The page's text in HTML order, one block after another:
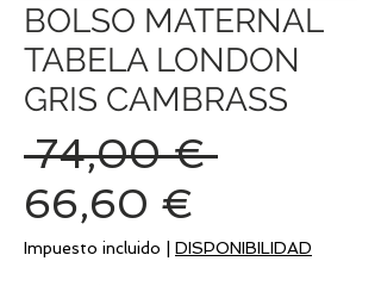
BOLSO MATERNAL
TABELA LONDON
GRIS CAMBRASS
74,00 € Precio
66,60 €
de
Impuesto incluido DISPONIBILIDAD